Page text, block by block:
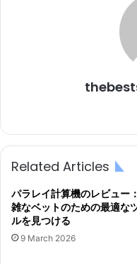
Related Articles
パラレイ計算機のレビュー
雑なベットのための最適な
ルを見つける
9 March 2026